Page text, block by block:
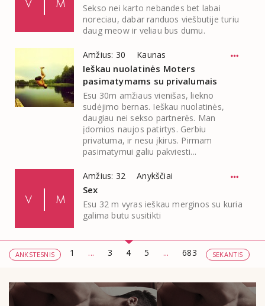
Sekso nei karto nebandes bet labai
noreciau, dabar randuos viešbutije turiu
daug meow ir veliau bus dumu.
Amžius: 30 Kaunas
Ieškau nuolatinės Moters
pasimatymams su privalumais
Esu 30m amžiaus vienišas, liekno
sudėjimo bernas. Ieškau nuolatinės,
daugiau nei sekso partnerės. Man
įdomios naujos patirtys. Gerbiu
privatuma, ir nesu įkirus. Pirmam
pasimatymui galiu pakviesti...
Amžius: 32 Anykščiai
Sex
Esu 32 m vyras ieškau merginos su kuria
galima butu susitikti
ANKSTESNIS 1 ... 3 4 5 ... 683 SEKANTIS